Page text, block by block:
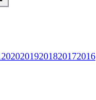
20202019201820172016